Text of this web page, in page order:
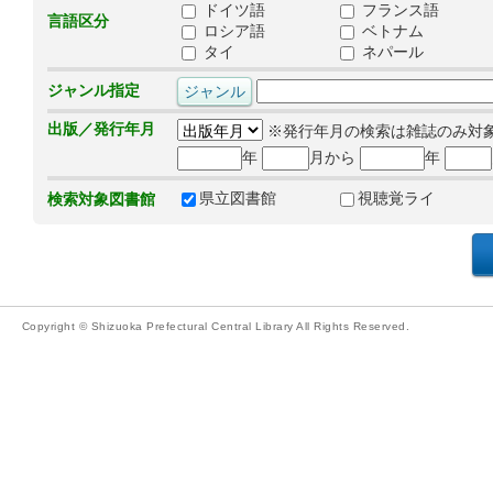
言語区分
ドイツ語
フランス語
ロシア語
ベトナム
タイ
ネパール
ジャンル指定
出版／発行年月
※発行年月の検索は雑誌のみ対
年
月から 年
検索対象図書館 県立図書館 視聴覚ライ
Copyright © Shizuoka Prefectural Central Library All Rights Reserved.